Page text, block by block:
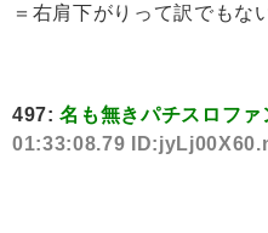
＝右肩下がりって訳でもな
497:名も無きパチスロファ
01:33:08.79